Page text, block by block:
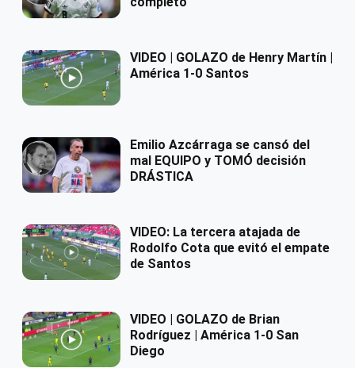
VIDEO | GOLAZO de Henry Martín |
América 1-0 Santos
Emilio Azcárraga se cansó del
mal EQUIPO y TOMÓ decisión
DRÁSTICA
VIDEO: La tercera atajada de
Rodolfo Cota que evitó el empate
de Santos
VIDEO | GOLAZO de Brian
Rodríguez | América 1-0 San
Diego